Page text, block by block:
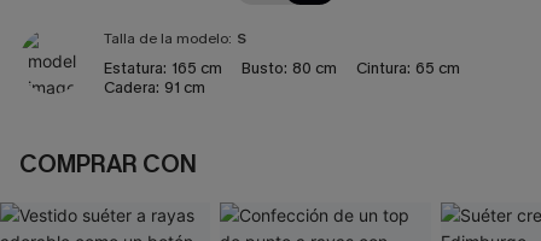
Talla de la modelo: S
Estatura: 165 cm Busto: 80 cm Cintura: 65 cm
Cadera: 91 cm
COMPRAR CON